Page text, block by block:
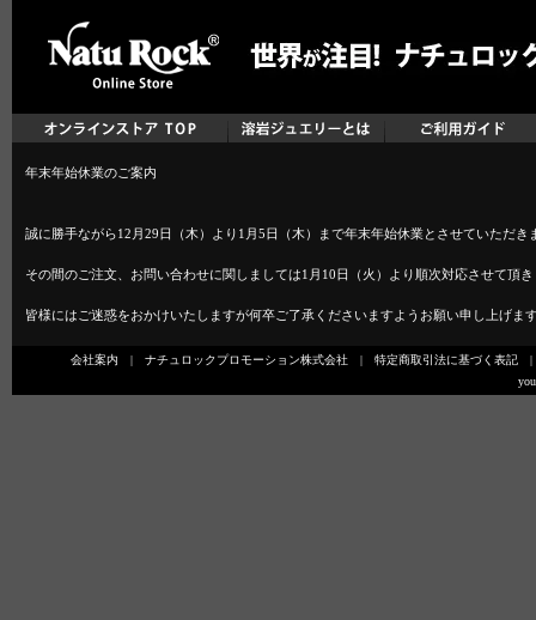
年末年始休業のご案内
誠に勝手ながら12月29日（木）より1月5日（木）まで年末年始休業とさせていただき
その間のご注文、お問い合わせに関しましては1月10日（火）より順次対応させて頂き
皆様にはご迷惑をおかけいたしますが何卒ご了承くださいますようお願い申し上げま
会社案内 | ナチュロックプロモーション株式会社 | 特定商取引法に基づく表記